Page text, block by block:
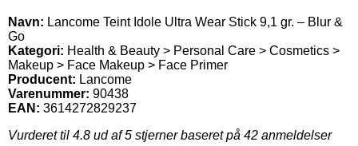
Navn: Lancome Teint Idole Ultra Wear Stick 9,1 gr. – Blur &
Go
Kategori: Health & Beauty > Personal Care > Cosmetics >
Makeup > Face Makeup > Face Primer
Producent: Lancome
Varenummer: 90438
EAN: 3614272829237
Vurderet til 4.8 ud af 5 stjerner baseret på 42 anmeldelser